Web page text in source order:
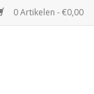
0 Artikelen - €0,00